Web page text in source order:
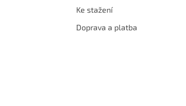
Ke stažení
Doprava a platba